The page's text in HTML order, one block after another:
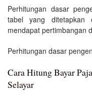
Perhitungan dasar
tabel yang ditetapkan
mendapat pertimbangan
Perhitungan dasar
Cara Hitung Bayar
Selayar